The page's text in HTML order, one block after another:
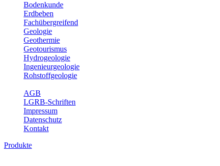
Bodenkunde
Erdbeben
Fachübergreifend
Geologie
Geothermie
Geotourismus
Hydrogeologie
Ingenieurgeologie
Rohstoffgeologie
AGB
LGRB-Schriften
Impressum
Datenschutz
Kontakt
Produkte